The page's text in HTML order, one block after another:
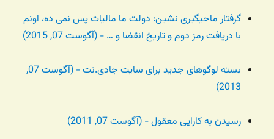
گرفتار ماحیگیری نشین: دولت ما مالیات پس نمی ده، اونم
با دریافت رمز دوم و تاریخ انقضا و … - (آگوست 07, 2015)
بسته لوگوهای جدید برای سایت جادی.نت - (آگوست 07,
2013)
رسیدن به کارایی معقول - (آگوست 07, 2011)